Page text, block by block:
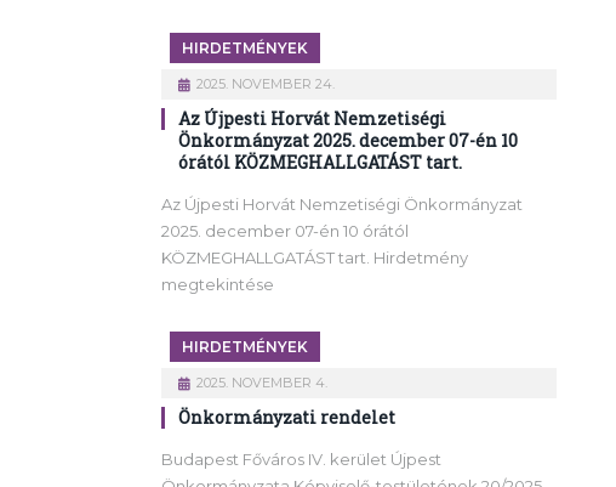
HIRDETMÉNYEK
2025. NOVEMBER 24.
Az Újpesti Horvát Nemzetiségi
Önkormányzat 2025. december 07-én 10
órától KÖZMEGHALLGATÁST tart.
Az Újpesti Horvát Nemzetiségi Önkormányzat
2025. december 07-én 10 órától
KÖZMEGHALLGATÁST tart. Hirdetmény
megtekintése
HIRDETMÉNYEK
2025. NOVEMBER 4.
Önkormányzati rendelet
Budapest Főváros IV. kerület Újpest